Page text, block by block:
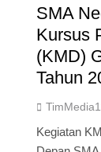
SMA
Kursus
(KMD)
Tahun
Kegiatan